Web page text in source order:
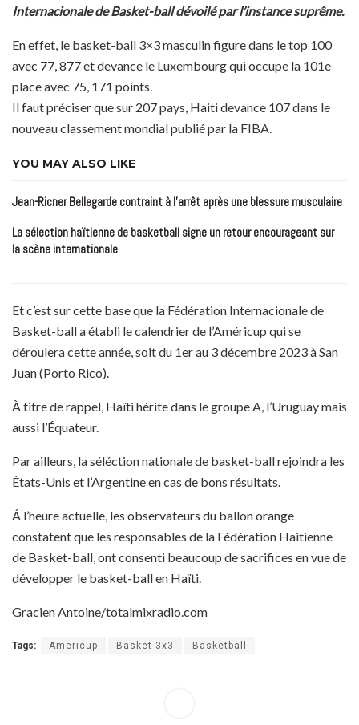
Internacionale de Basket-ball dévoilé par l’instance suprême.
En effet, le basket-ball 3×3 masculin figure dans le top 100
avec 77, 877 et devance le Luxembourg qui occupe la 101e
place avec 75, 171 points.
Il faut préciser que sur 207 pays, Haiti devance 107 dans le
nouveau classement mondial publié par la FIBA.
YOU MAY ALSO LIKE
Jean-Ricner Bellegarde contraint à l’arrêt après une blessure musculaire
La sélection haïtienne de basketball signe un retour encourageant sur
la scène internationale
Et c’est sur cette base que la Fédération Internacionale de
Basket-ball a établi le calendrier de l’Américup qui se
déroulera cette année, soit du 1er au 3 décembre 2023 à San
Juan (Porto Rico).
À titre de rappel, Haïti hérite dans le groupe A, l’Uruguay mais
aussi l’Équateur.
Par ailleurs, la séléction nationale de basket-ball rejoindra les
États-Unis et l’Argentine en cas de bons résultats.
Á l’heure actuelle, les observateurs du ballon orange
constatent que les responsables de la Fédération Haitienne
de Basket-ball, ont consenti beaucoup de sacrifices en vue de
développer le basket-ball en Haïti.
Gracien Antoine/totalmixradio.com
Tags: Americup Basket 3x3 Basketball